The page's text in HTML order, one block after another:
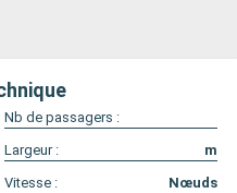
Nb de passagers :
Largeur :
m
Vitesse : Nœuds